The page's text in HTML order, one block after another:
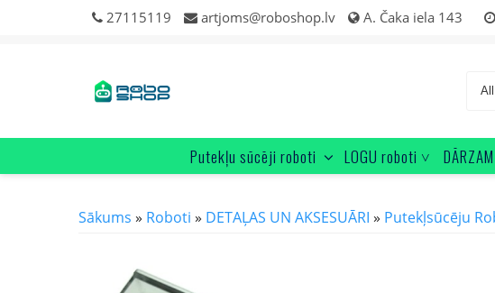
27115119 artjoms@roboshop.lv A. Čaka iela 143
Putekļu sūcēji roboti LOGU roboti ˅
Sākums » Roboti » DETAĻAS UN AKSESUĀRI » Putekļsūcēju